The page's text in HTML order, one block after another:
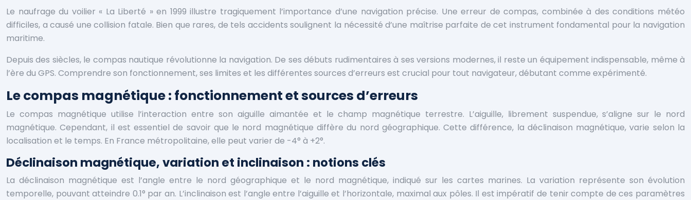
Le naufrage du voilier « La Liberté » en 1999 illustre tragiquement l’importance d’une navigation précise. Une erreur de compas, combinée à des conditions météo
difficiles, a causé une collision fatale. Bien que rares, de tels accidents soulignent la nécessité d’une maîtrise parfaite de cet instrument fondamental pour la navigation
maritime.
Depuis des siècles, le compas nautique révolutionne la navigation. De ses débuts rudimentaires à ses versions modernes, il reste un équipement indispensable, même à
l’ère du GPS. Comprendre son fonctionnement, ses limites et les différentes sources d’erreurs est crucial pour tout navigateur, débutant comme expérimenté.
Le compas magnétique : fonctionnement et sources d’erreurs
Le compas magnétique utilise l’interaction entre son aiguille aimantée et le champ magnétique terrestre. L’aiguille, librement suspendue, s’aligne sur le nord
magnétique. Cependant, il est essentiel de savoir que le nord magnétique diffère du nord géographique. Cette différence, la déclinaison magnétique, varie selon la
localisation et le temps. En France métropolitaine, elle peut varier de -4° à +2°.
Déclinaison magnétique, variation et inclinaison : notions clés
La déclinaison magnétique est l’angle entre le nord géographique et le nord magnétique, indiqué sur les cartes marines. La variation représente son évolution
temporelle, pouvant atteindre 0.1° par an. L’inclinaison est l’angle entre l’aiguille et l’horizontale, maximal aux pôles. Il est impératif de tenir compte de ces paramètres